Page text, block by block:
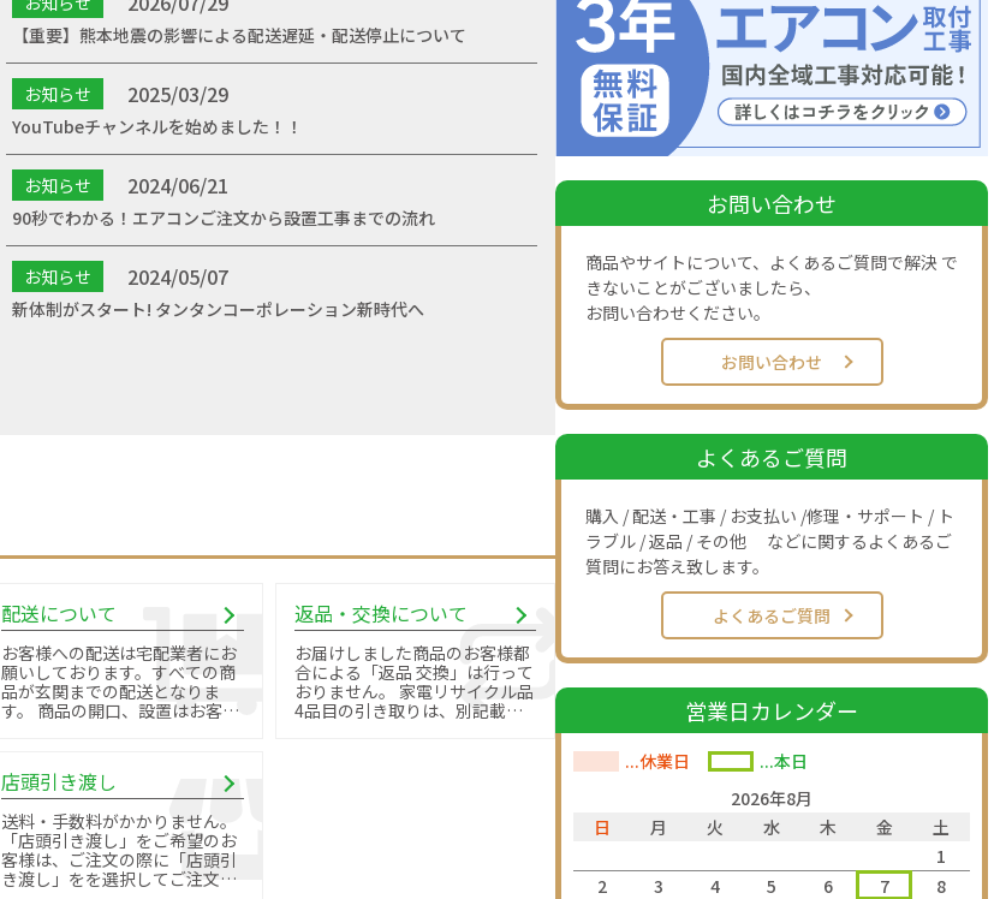
【重要】熊本地震の影響による配送遅延・配送停止について
お知らせ 2025/03/29
YouTubeチャンネルを始めました！！
お知らせ 2024/06/21
90秒でわかる！エアコンご注文から設置工事までの流れ
お知らせ 2024/05/07
新体制がスタート! タンタンコーポレーション新時代へ
配送について
お客様への配送は宅配業者にお
願いしております。すべての商
品が玄関までの配送となりま
す。 商品の開口、設置はお客様
返品・交換について
お届けしました商品のお客様都
合による「返品 交換」は行って
おりません。 家電リサイクル品
4品目の引き取りは、別記載の
店頭引き渡し
送料・手数料がかかりません。
「店頭引き渡し」をご希望のお
客様は、ご注文の際に「店頭引
き渡し」をを選択してご注文く
お問い合わせ
商品やサイトについて、よくあるご質問で解決 で
きないことがございましたら、
お問い合わせください。
お問い合わせ
よくあるご質問
購入 / 配送・工事 / お支払い /修理・サポート / ト
ラブル / 返品 / その他 などに関するよくあるご
質問にお答え致します。
よくあるご質問
営業日カレンダー
...休業日
...本日
2026年8月
日
月 火 水 木 金
土
1
2
3 4 5 6 7
8